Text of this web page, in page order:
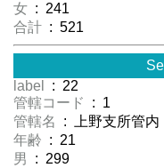
女 : 241
合計 : 521
label
: 22
管轄コード
: 1
管轄名
: 上野支所管内
年齢 : 21
男
: 299